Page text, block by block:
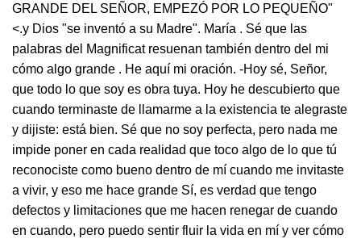
GRANDE DEL SEÑOR, EMPEZÓ POR LO PEQUEÑO"
<.y Dios "se inventó a su Madre". María . Sé que las
palabras del Magnificat resuenan también dentro del mi
cómo algo grande . He aquí mi oración. -Hoy sé, Señor,
que todo lo que soy es obra tuya. Hoy he descubierto que
cuando terminaste de llamarme a la existencia te alegraste
y dijiste: está bien. Sé que no soy perfecta, pero nada me
impide poner en cada realidad que toco algo de lo que tú
reconociste como bueno dentro de mí cuando me invitaste
a vivir, y eso me hace grande Sí, es verdad que tengo
defectos y limitaciones que me hacen renegar de cuando
en cuando, pero puedo sentir fluir la vida en mí y ver cómo